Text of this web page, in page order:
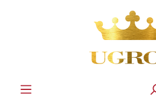
Перейти к основному содержанию